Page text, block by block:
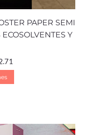
PAPER SEMI
Y